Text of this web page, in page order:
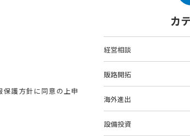
護方針に同意の上申
カ
経営相談
販路開拓
海外進出
設備投資